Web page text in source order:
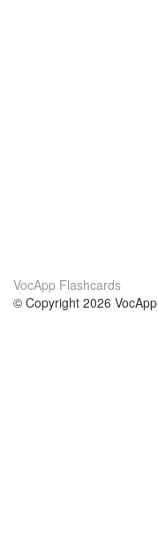
VocApp Flashcards
© Copyright 2026 VocApp